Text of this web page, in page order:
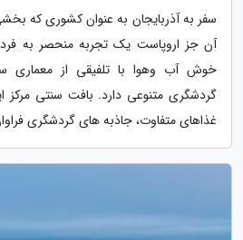
سفر به آذربایجان به عنوان کشوری که
آن جز اروپاست یک تجربه منحصر به
خوش آب وهوا با تلفیقی از معماری
گردشگری متنوعی دارد. بافت سنتی مرکز
غذاهای متفاوت، جاذبه های گردشگری